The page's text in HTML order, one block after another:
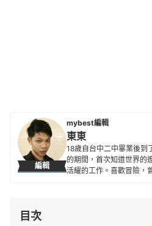
編輯
mybest編輯
東東
18歲自台中二中畢業後到
的期間，首次知道世界的
活耀的工作。喜歡冒險，
目次